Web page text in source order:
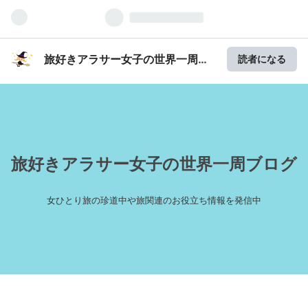
旅好きアラサー女子の世界一周ブ
読者になる
旅好きアラサー女子の世界一周ブログ
女ひとり旅の珍道中や旅関連のお役立ち情報を発信中